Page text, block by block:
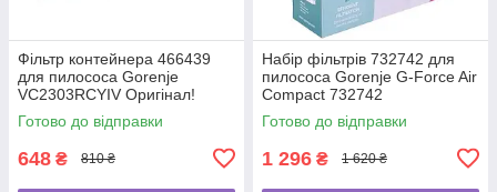
Фільтр контейнера 466439
для пилососа Gorenje
VC2303RCYIV Оригінал!
Готово до відправки
648 ₴ 810 ₴
Набір фільтрів 732742 для
пилососа Gorenje G-Force Air
Compact 732742
Готово до відправки
1 296 ₴ 1 620 ₴